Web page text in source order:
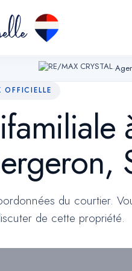
sécurisent les formulaires et
fonctionner.
aide à comprendre quelles pages
donnée publicitaire.
·
du courtier.
de cette propriété.